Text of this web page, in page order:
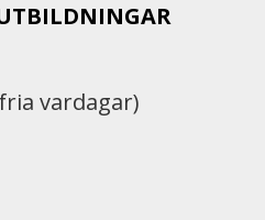
vardagar)